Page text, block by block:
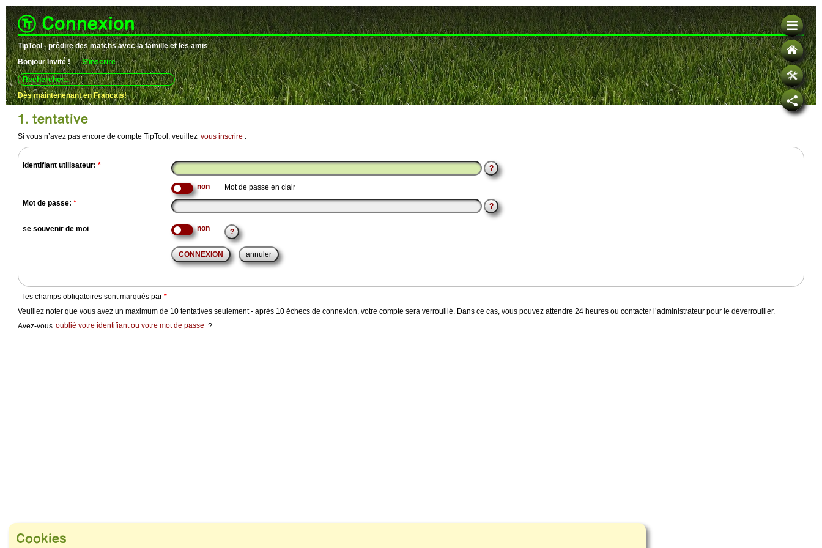
Connexion
TipTool - prédire des matchs avec la famille et les amis
BonjourInvité !
S'inscrire
Use
up
and
down
available
result.
enter
to
to
selected
search
result.
Touch
devices
users
can
use
touch
Dès maintenenant en Francais!
1. tentative
Si vous n’avez pas encore de compte TipTool, veuillez vous inscrire .
Identifiant utilisateur:* ?
Mot de passe en clair
Mot de passe:* ?
se souvenir de moi ?
les champs obligatoires sont marqués par*
Veuillez noter que vous avez un maximum de 10 tentatives seulement - après 10 échecs de connexion, votre compte sera verrouillé. Dans ce cas, vous pouvez attendre 24 heures ou contacter l’administrateur pour le déverrouiller.
Avez-vous oublié votre identifiant ou votre mot de passe ?
Cookies